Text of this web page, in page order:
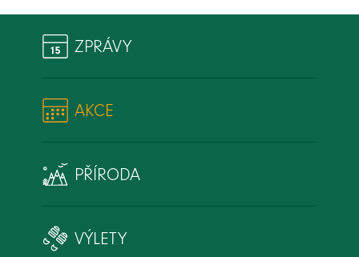
ZPRÁVY
AKCE
PŘÍRODA
VÝLETY